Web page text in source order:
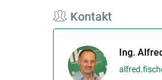
Kontakt
Ing.